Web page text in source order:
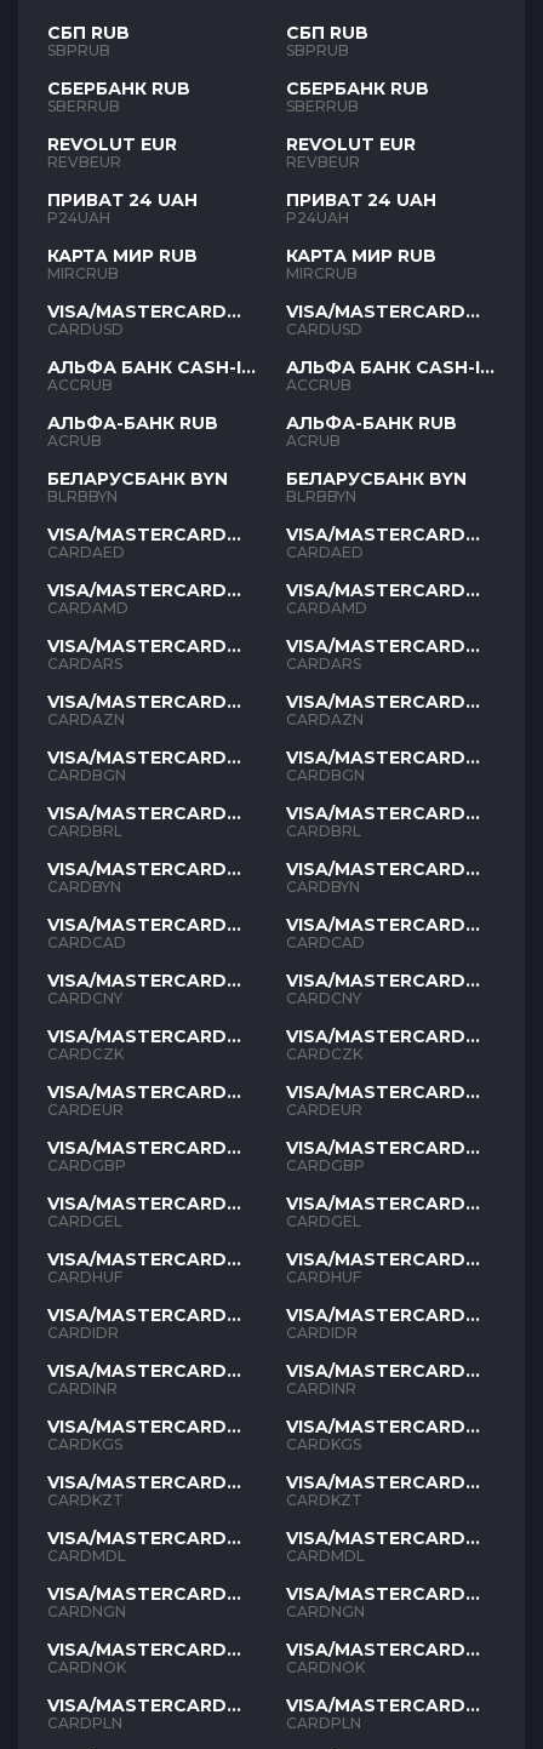
СБП RUB
SBPRUB
СБЕРБАНК RUB
SBERRUB
REVOLUT EUR
REVBEUR
ПРИВАТ 24 UAH
P24UAH
КАРТА МИР RUB
MIRCRUB
VISA/MASTERCARD
USD
CARDUSD
АЛЬФА БАНК CASH-IN
RUB
ACCRUB
АЛЬФА-БАНК RUB
ACRUB
БЕЛАРУСБАНК BYN
BLRBBYN
VISA/MASTERCARD
AED
CARDAED
VISA/MASTERCARD
AMD
CARDAMD
VISA/MASTERCARD
ARS
CARDARS
VISA/MASTERCARD
AZN
CARDAZN
VISA/MASTERCARD
BGN
CARDBGN
VISA/MASTERCARD
BRL
CARDBRL
VISA/MASTERCARD
BYN
CARDBYN
VISA/MASTERCARD
CAD
CARDCAD
VISA/MASTERCARD
CNY
CARDCNY
VISA/MASTERCARD
CZK
CARDCZK
VISA/MASTERCARD
EUR
CARDEUR
VISA/MASTERCARD
GBP
CARDGBP
VISA/MASTERCARD
GEL
CARDGEL
VISA/MASTERCARD
HUF
CARDHUF
VISA/MASTERCARD
IDR
CARDIDR
VISA/MASTERCARD
INR
CARDINR
VISA/MASTERCARD
KGS
CARDKGS
VISA/MASTERCARD
KZT
CARDKZT
VISA/MASTERCARD
MDL
CARDMDL
VISA/MASTERCARD
NGN
CARDNGN
VISA/MASTERCARD
NOK
CARDNOK
VISA/MASTERCARD
PLN
CARDPLN
СБП RUB
SBPRUB
СБЕРБАНК RUB
SBERRUB
REVOLUT EUR
REVBEUR
ПРИВАТ 24 UAH
P24UAH
КАРТА МИР RUB
MIRCRUB
VISA/MASTERCARD
USD
CARDUSD
АЛЬФА БАНК CASH-IN
RUB
ACCRUB
АЛЬФА-БАНК RUB
ACRUB
БЕЛАРУСБАНК BYN
BLRBBYN
VISA/MASTERCARD
AED
CARDAED
VISA/MASTERCARD
AMD
CARDAMD
VISA/MASTERCARD
ARS
CARDARS
VISA/MASTERCARD
AZN
CARDAZN
VISA/MASTERCARD
BGN
CARDBGN
VISA/MASTERCARD
BRL
CARDBRL
VISA/MASTERCARD
BYN
CARDBYN
VISA/MASTERCARD
CAD
CARDCAD
VISA/MASTERCARD
CNY
CARDCNY
VISA/MASTERCARD
CZK
CARDCZK
VISA/MASTERCARD
EUR
CARDEUR
VISA/MASTERCARD
GBP
CARDGBP
VISA/MASTERCARD
GEL
CARDGEL
VISA/MASTERCARD
HUF
CARDHUF
VISA/MASTERCARD
IDR
CARDIDR
VISA/MASTERCARD
INR
CARDINR
VISA/MASTERCARD
KGS
CARDKGS
VISA/MASTERCARD
KZT
CARDKZT
VISA/MASTERCARD
MDL
CARDMDL
VISA/MASTERCARD
NGN
CARDNGN
VISA/MASTERCARD
NOK
CARDNOK
VISA/MASTERCARD
PLN
CARDPLN